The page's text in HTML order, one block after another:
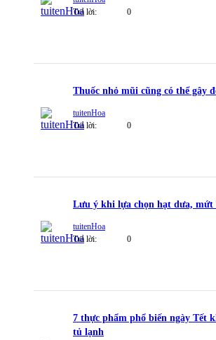
Trả lời:
0
Thuốc nhỏ mũi cũng có thể gây
tuitenHoa
Trả lời:
0
Lưu ý khi lựa chọn hạt dưa, mứt
tuitenHoa
Trả lời:
0
7 thực phẩm phổ biến ngày Tết
tủ lạnh